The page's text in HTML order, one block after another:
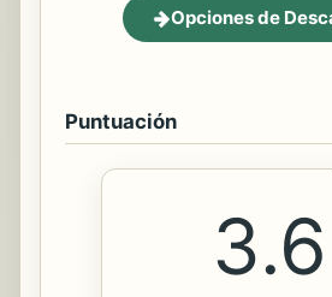
Opciones de
Puntuación
3.6